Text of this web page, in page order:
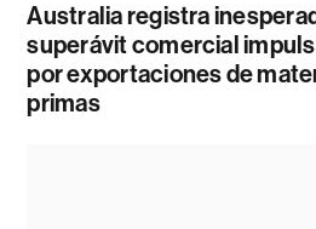
Australia registra
superávit comercial
por exportaciones de
primas